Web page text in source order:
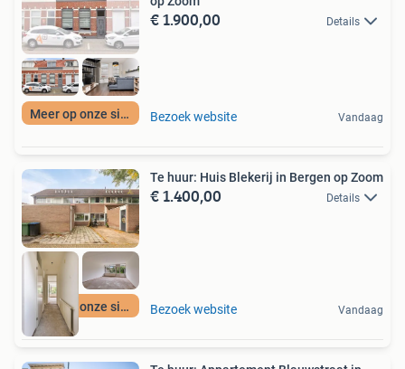
Meer op onze site
€ 1.900,00 Details
Bezoek website Vandaag
Meer op onze site
Te huur: Huis Blekerij in Bergen op Zoom
€ 1.400,00 Details
Bezoek website Vandaag